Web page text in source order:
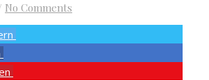
No Comments